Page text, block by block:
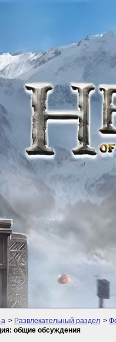
> Развлекательный раздел >
общие обсуждения